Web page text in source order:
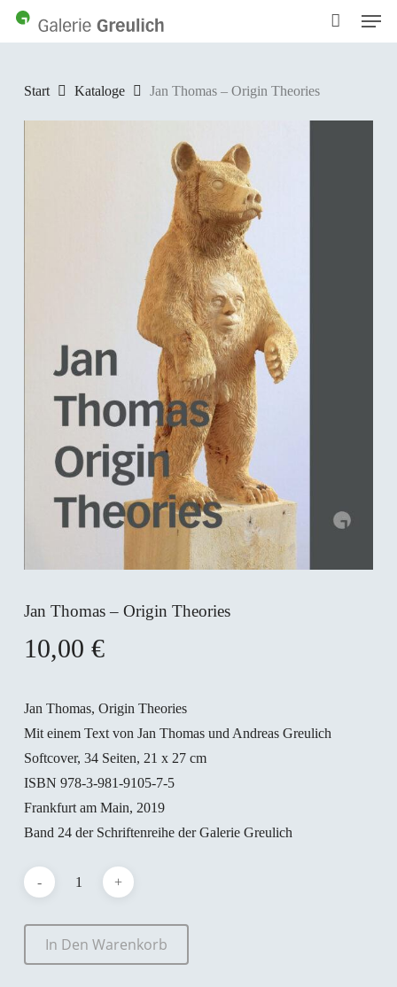
Skip
content
Menu
Start Kataloge Jan Thomas – Origin Theories
Jan Thomas – Origin Theories
10,00 €
Jan Thomas, Origin Theories
Mit einem Text von Jan Thomas und Andreas Greulich
Softcover, 34 Seiten, 21 x 27 cm
ISBN 978-3-981-9105-7-5
Frankfurt am Main, 2019
Band 24 der Schriftenreihe der Galerie Greulich
In Den Warenkorb